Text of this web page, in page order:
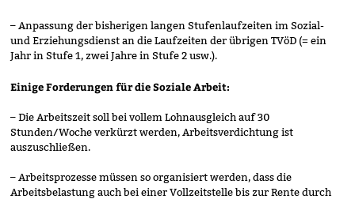
– Anpassung der bisherigen langen Stufenlaufzeiten im Sozial-
und Erziehungsdienst an die Laufzeiten der übrigen TVöD (= ein
Jahr in Stufe 1, zwei Jahre in Stufe 2 usw.).
Einige Forderungen für die Soziale Arbeit:
– Die Arbeitszeit soll bei vollem Lohnausgleich auf 30
Stunden/Woche verkürzt werden, Arbeitsverdichtung ist
auszuschließen.
– Arbeitsprozesse müssen so organisiert werden, dass die
Arbeitsbelastung auch bei einer Vollzeitstelle bis zur Rente durch